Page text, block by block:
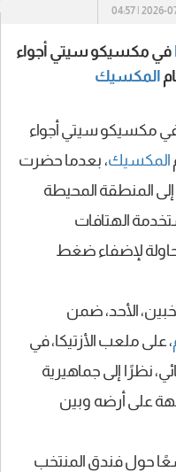
2026-07-05
في مكسيكو سيتي أجواء
المكسيك
مكسيكو سيتي أجواء
المكسيك، بعدما حضرت
المنطقة المحيطة
الهتافات
لإضفاء ضغط
الأحد، ضمن
، على ملعب الأزتيكا، في
نظرًا إلى جماهيرية
على أرضه وبين
حول فندق المنتخب